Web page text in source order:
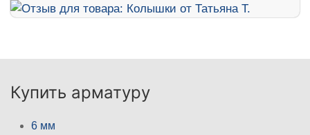
Купить арматуру
6 мм